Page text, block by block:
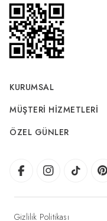
KURUMSAL
MÜŞTERI HIZMETLERI
ÖZEL GÜNLER
Gizlilik Politikası